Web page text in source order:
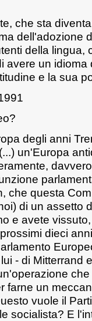
che sta
dell'adozione
della lingua,
avere un
e la sua
degli anni
un'Europa
che questa
di un assetto
e avete
dieci
- di Mitterrand
farne un
vuole il
socialista? E